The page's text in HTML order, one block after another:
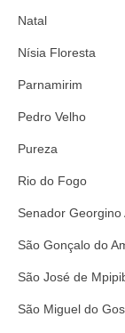
Natal
Nísia Floresta
Parnamirim
Pedro Velho
Pureza
Rio do Fogo
Senador Georgino
São Gonçalo do
São José de
São Miguel do